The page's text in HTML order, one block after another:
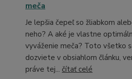
meča
Je lepšia čepeľ so žliabkom
neho? A aké je vlastne
vyváženie meča? Toto všetko
dozviete v obsiahlom článku,
práve tej... čítať celé